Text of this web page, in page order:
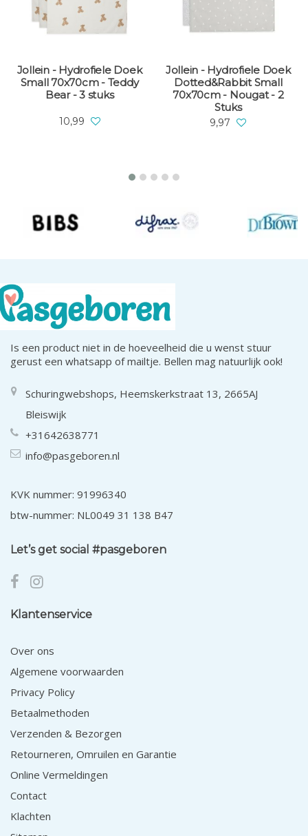
Jollein - Hydrofiele Doek
Small 70x70cm - Teddy
Bear - 3 stuks
10,99
Jollein - Hydrofiele Doek
Dotted&Rabbit Small
70x70cm - Nougat - 2
Stuks
9,97
Is een product niet in de hoeveelheid die u wenst stuur
gerust een whatsapp of mailtje. Bellen mag natuurlijk ook!
Schuringwebshops, Heemskerkstraat 13, 2665AJ
Bleiswijk
+31642638771
info@pasgeboren.nl
KVK nummer: 91996340
btw-nummer: NL0049 31 138 B47
Let’s get social #pasgeboren
Klantenservice
Over ons
Algemene voorwaarden
Privacy Policy
Betaalmethoden
Verzenden & Bezorgen
Retourneren, Omruilen en Garantie
Online Vermeldingen
Contact
Klachten